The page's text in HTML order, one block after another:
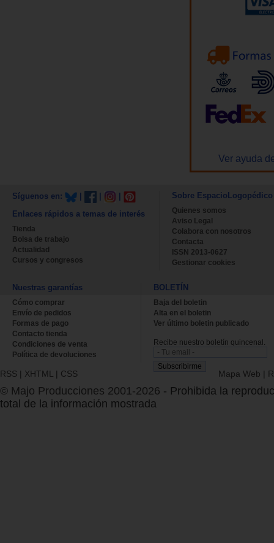
Ver ayuda
Síguenos en:
Enlaces rápidos a temas de interés
Tienda
Bolsa de trabajo
Actualidad
Cursos y congresos
Sobre EspacioLogopédico
Quienes somos
Aviso Legal
Colabora con nosotros
Contacta
ISSN 2013-0627
Gestionar cookies
Nuestras garantías
Cómo comprar
Envío de pedidos
Formas de pago
Contacto tienda
Condiciones de venta
Política de devoluciones
BOLETÍN
Baja del boletin
Alta en el boletin
Ver último boletin publicado
Recibe nuestro boletín quincenal.
RSS | XHTML | CSS Mapa Web |
© Majo Producciones 2001-2026 - Prohibida la
total de la información mostrada